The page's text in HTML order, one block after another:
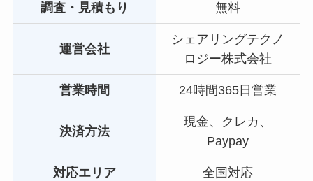
調査・見積もり 無料
運営会社
シェアリングテクノ
ロジー株式会社
営業時間 24時間365日営業
決済方法
現金、クレカ、
Paypay
対応エリア 全国対応